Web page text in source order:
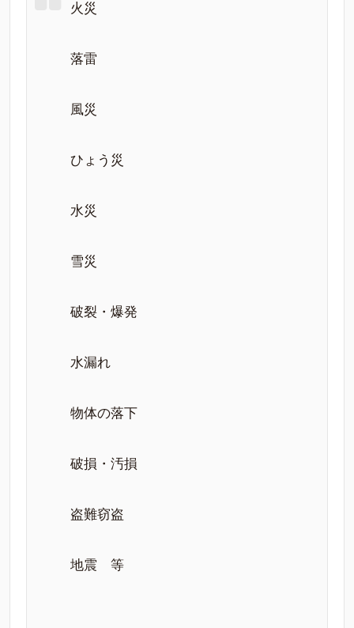
火災
落雷
風災
ひょう災
水災
雪災
破裂・爆発
水漏れ
物体の落下
破損・汚損
盗難窃盗
地震 等